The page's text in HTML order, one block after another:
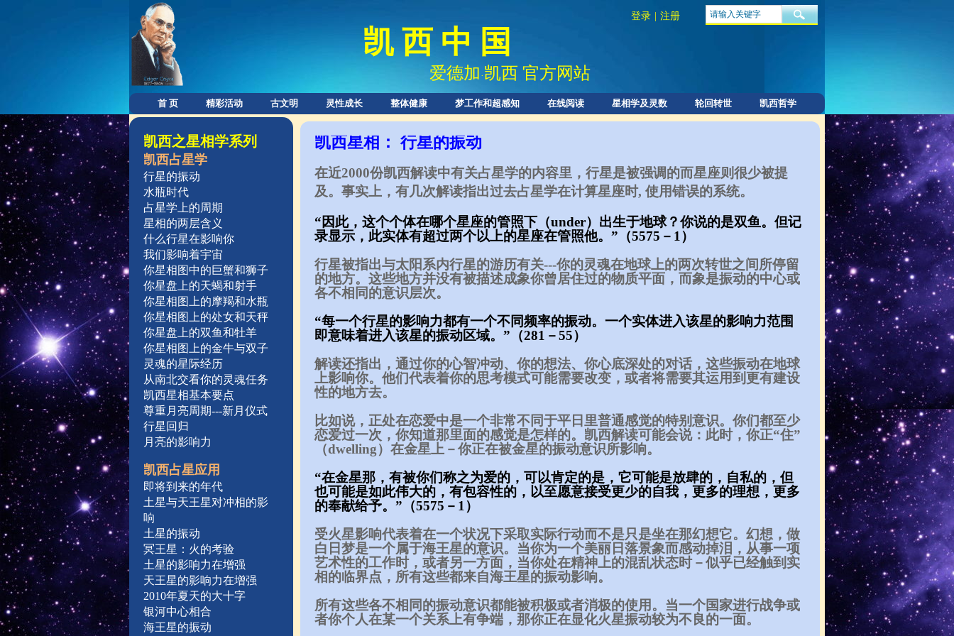
首 页 精彩活动 古文明 灵性成长 整体健康 梦工作和超感知 在线阅读 星相学及灵数 轮回转世 凯西哲学
凯 西 中 国
登录 注册
爱德加 · 凯西 官方网站
凯西之星相学系列
凯西占星学
行星的振动
水瓶时代
占星学上的周期
星相的两层含义
什么行星在影响你
我们影响着宇宙
你星相图中的巨蟹和狮子
你星盘上的天蝎和射手
你星相图上的摩羯和水瓶
你星相图上的处女和天秤
你星盘上的双鱼和牡羊
你星相图上的金牛与双子
灵魂的星际经历
从南北交看你的灵魂任务
凯西星相基本要点
尊重月亮周期---新月仪式
行星回归
月亮的影响力
凯西占星应用
即将到来的年代
土星与天王星对冲相的影
响
土星的振动
冥王星：火的考验
土星的影响力在增强
天王星的影响力在增强
2010年夏天的大十字
银河中心相合
海王星的振动
凯西星相： 行星的振动​
在近2000份凯西解读中有关占星学的内容里，行星是被强调的而星座则很少被提
及。事实 上，有几次解读指出过去占星学在计算星座时, 使用错误的系统。
“因此，这个个体在哪个星座的管照下（under）出生于地球？你说的是双鱼。但记
录显示，此实体有超过两个以上的星座在管照他。”（5575－1）
行星被指出与太阳系内行星的游历有关---你的灵魂在地球上的两次转世之间所停留
的地方。这些地方并没有被描述成象你曾居住过的物质平面，而象是振动的中心或
各不相同的意识层次。
“每一个行星的影响力都有一个不同频率的振动。一个实体进入该星的影响力范围
即意味着进入该星的振动区域。”（281－55）
解读还指出，通过你的心智冲动、你的想法、你心底深处的对话，这些振动在地球
上影响你。他们代表着你的思考模式可能需要改变，或者将需要其运用到更有建设
性的地方去。
比如说，正处在恋爱中是一个非常不同于平日里普通感觉的特别意识。你们都至少
恋爱过一次，你知道那里面的感觉是怎样的。凯西解读可能会说：此时，你正“住”
（dwelling）在金星上－你正在被金星的振动意识所影响。
“在金星那，有被你们称之为爱的，可以肯定的是，它可能是放肆的，自私的，但
也可能是如此伟大的，有包容性的，以至愿意接受更少的自我，更多的理想，更多
的奉献给予。”（5575－1）
受火星影响代表着在一个状况下采取实际行动而不是只是坐在那幻想它。幻想，做
白日梦是一个属于海王星的意识。当你为一个美丽日落景象而感动掉泪，从事一项
艺术性的工作时，或者另一方面，当你处在精神上的混乱状态时－似乎已经触到实
相的临界点，所有这些都来自海王星的振动影响。
所有这些各不相同的振动意识都能被积极或者消极的使用。当一个国家进行战争或
者你个人在某一个关系上有争端，那你正在显化火星振动较为不良的一面。